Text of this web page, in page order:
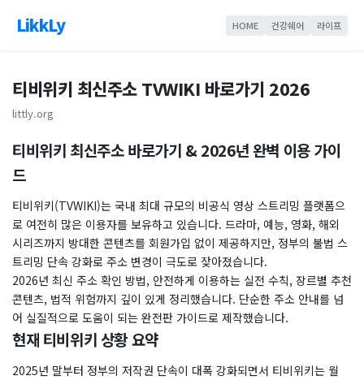
LikkLy HOME 건강쉐어 라이프
티비위키 최신주소 TVWIKI 바로가기 2026
littly.org
티비위키 최신주소 바로가기 & 2026년 완벽 이용 가이
드
티비위키(TVWIKI)는 국내 최대 규모의 비공식 영상 스트리밍 플랫폼으
로 여전히 많은 이용자를 보유하고 있습니다. 드라마, 예능, 영화, 해외
시리즈까지 방대한 콘텐츠를 회원가입 없이 제공하지만, 정부의 불법 스
트리밍 단속 강화로 주소 변경이 극도로 잦아졌습니다.
​2026년 최신 주소 확인 방법, 안전하게 이용하는 실전 수칙, 장르별 추천
콘텐츠, 법적 위험까지 깊이 있게 정리했습니다. 단순한 주소 안내를 넘
어 실질적으로 도움이 되는 완전판 가이드로 제작했습니다.
현재 티비위키 상황 요약
2025년 말부터 정부의 저작권 단속이 대폭 강화되면서 티비위키는 월